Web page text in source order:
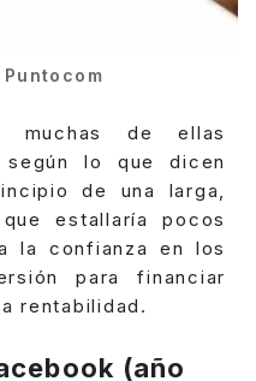
muchas de ellas
según lo que dicen
de una larga,
estallaría pocos
la confianza en los
para financiar
rentabilidad.
(año